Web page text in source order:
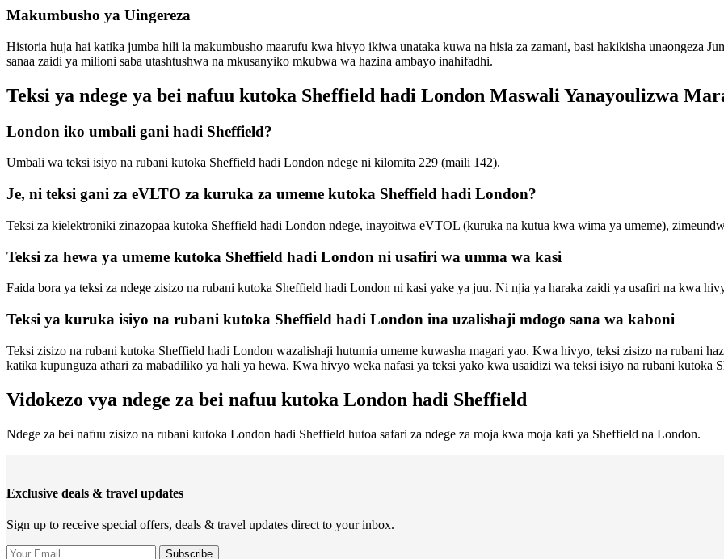
Makumbusho ya Uingereza
Historia huja hai katika jumba hili la makumbusho maarufu kwa hivyo ikiwa unataka kuwa na hisia za zamani, basi hakikisha unaongeza
sanaa zaidi ya milioni saba utashtushwa na mkusanyiko mkubwa wa hazina ambayo inahifadhi.
Teksi ya ndege ya bei nafuu kutoka Sheffield hadi London Maswali Yanayoulizwa
London iko umbali gani hadi Sheffield?
Umbali wa teksi isiyo na rubani kutoka Sheffield hadi London ndege ni kilomita 229 (maili 142).
Je, ni teksi gani za eVLTO za kuruka za umeme kutoka Sheffield hadi London?
Teksi za kielektroniki zinazopaa kutoka Sheffield hadi London ndege, inayoitwa eVTOL (kuruka na kutua kwa wima ya umeme),
Teksi za hewa ya umeme kutoka Sheffield hadi London ni usafiri wa umma wa kasi
Faida bora ya teksi za ndege zisizo na rubani kutoka Sheffield hadi London ni kasi yake ya juu. Ni njia ya haraka zaidi ya usafiri na kwa
Teksi ya kuruka isiyo na rubani kutoka Sheffield hadi London ina uzalishaji mdogo sana wa kaboni
Teksi zisizo na rubani kutoka Sheffield hadi London wazalishaji hutumia umeme kuwasha magari yao. Kwa hivyo, teksi zisizo na rubani
katika kupunguza athari za mabadiliko ya hali ya hewa. Kwa hivyo weka nafasi ya teksi yako kwa usaidizi wa teksi isiyo na rubani kutoka
Vidokezo vya ndege za bei nafuu kutoka London hadi Sheffield
Ndege za bei nafuu zisizo na rubani kutoka London hadi Sheffield hutoa safari za ndege za moja kwa moja kati ya Sheffield na London.
Exclusive deals & travel updates
Sign up to receive special offers, deals & travel updates direct to your inbox.